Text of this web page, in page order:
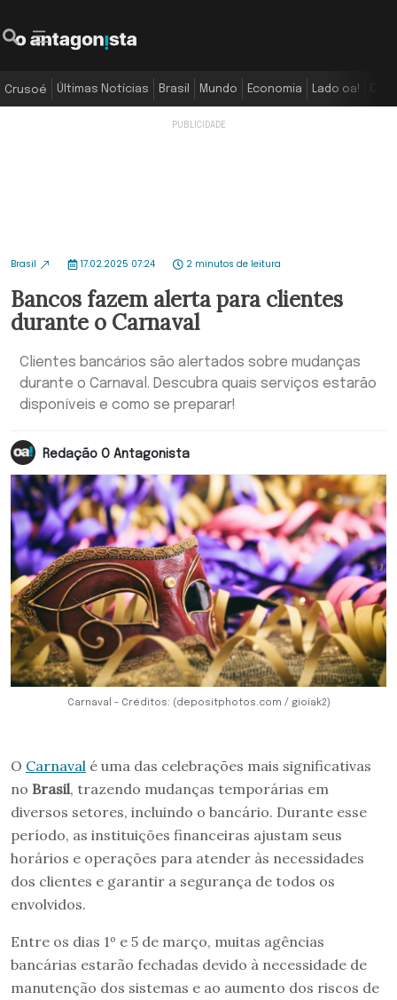
Crusoé Últimas Notícias Brasil Mundo Economia Lado oa!
Brasil 17.02.2025 07:24 2 minutos de leitura
Bancos fazem alerta para clientes
durante o Carnaval
Clientes bancários são alertados sobre mudanças
durante o Carnaval. Descubra quais serviços estarão
disponíveis e como se preparar!
Redação O Antagonista
Carnaval - Créditos: (depositphotos.com / gioiak2)
O Carnaval é uma das celebrações mais significativas
no Brasil, trazendo mudanças temporárias em
diversos setores, incluindo o bancário. Durante esse
período, as instituições financeiras ajustam seus
horários e operações para atender às necessidades
dos clientes e garantir a segurança de todos os
envolvidos.
Entre os dias 1º e 5 de março, muitas agências
bancárias estarão fechadas devido à necessidade de
manutenção dos sistemas e ao aumento dos riscos de